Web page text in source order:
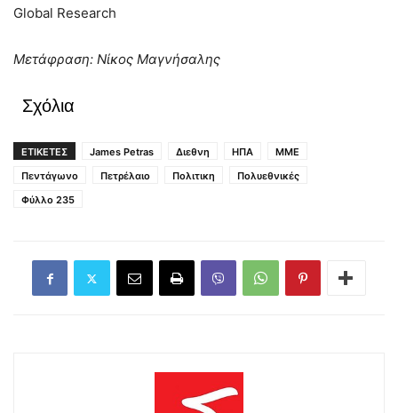
Global Research
Μετάφραση: Νίκος Μαγνήσαλης
Σχόλια
ΕΤΙΚΕΤΕΣ James Petras Διεθνη ΗΠΑ
ΜΜΕ
Πεντάγωνο
Πετρέλαιο Πολιτικη
Πολυεθνικές
Φύλλο 235